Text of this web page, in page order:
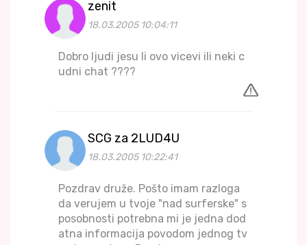
zenit
18.03.2005 10:04:11
Dobro ljudi jesu li ovo vicevi ili neki c
udni chat ????
SCG za 2LUD4U
18.03.2005 10:22:41
Pozdrav druže. Pošto imam razloga
da verujem u tvoje "nad surferske" s
posobnosti potrebna mi je jedna dod
atna informacija povodom jednog tv